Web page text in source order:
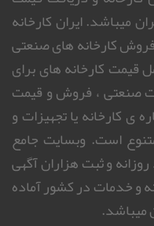
میباشد. ایران کارخانه
فروش کارخانه های صنعتی
قیمت کارخانه های برای
صنعتی ، فروش و قیمت
ی کارخانه یا تجهیزات و
است. وبسایت جامع
با بیش از ۳۰۰۰ بازدید روزانه و ثبت هزاران آگهی
و خدمات در کشور آماده
میباشد.